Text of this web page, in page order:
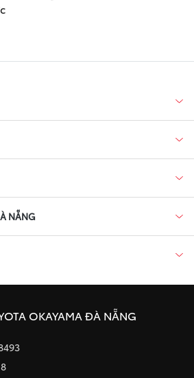
NẴNG
OKAYAMA ĐÀ NẴNG